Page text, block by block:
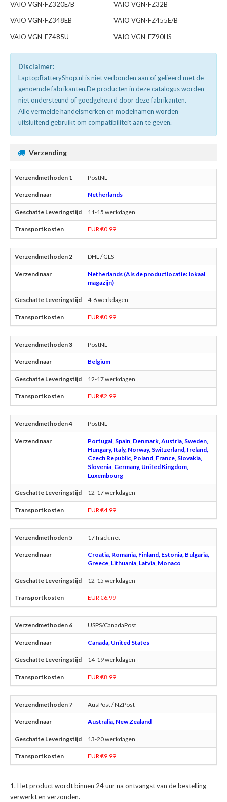
VAIO VGN-FZ320E/B
VAIO VGN-FZ32B
VAIO VGN-FZ348EB
VAIO VGN-FZ455E/B
VAIO VGN-FZ485U
VAIO VGN-FZ90HS
Disclaimer:
LaptopBatteryShop.nl is niet verbonden aan of gelieerd met de
genoemde fabrikanten.De producten in deze catalogus worden
niet ondersteund of goedgekeurd door deze fabrikanten.
Alle vermelde handelsmerken en modelnamen worden
uitsluitend gebruikt om compatibiliteit aan te geven.
Verzending
PostNL
Netherlands
11-15 werkdagen
EUR €0.99
DHL / GLS
Netherlands (Als de productlocatie: lokaal
magazijn)
4-6 werkdagen
EUR €0.99
PostNL
Belgium
12-17 werkdagen
EUR €2.99
PostNL
Portugal, Spain, Denmark, Austria, Sweden,
Hungary, Italy, Norway, Switzerland, Ireland,
Czech Republic, Poland, France, Slovakia,
Slovenia, Germany, United Kingdom,
Luxembourg
12-17 werkdagen
EUR €4.99
17Track.net
Croatia, Romania, Finland, Estonia, Bulgaria,
Greece, Lithuania, Latvia, Monaco
12-15 werkdagen
EUR €6.99
USPS/CanadaPost
Canada, United States
14-19 werkdagen
EUR €8.99
AusPost / NZPost
Australia, New Zealand
13-20 werkdagen
EUR €9.99
Het product wordt binnen 24 uur na ontvangst van de bestelling
verwerkt en verzonden.